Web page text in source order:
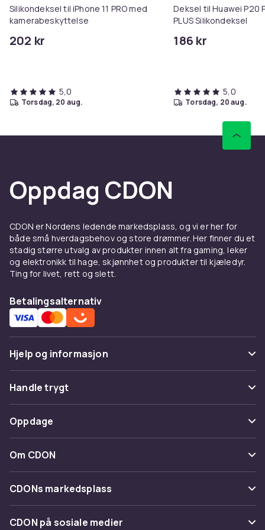
39ac0034-ad3b-4750-a94b-aebf6cd5245b
Produktsikkerhetsinformasjon
Silikondeksel til iPhone 11 PRO med
kamerabeskyttelse
202 kr
5,0
torsdag, 20 aug.
Deksel til Huawei P20
PLUS Silikondeksel
186 kr
5,0
torsdag, 20 aug.
Oppdag CDON
CDON er Nordens ledende markedsplass, og vi er her for
både små hverdagsbehov og store drømmer. Her finner du et
stadig større utvalg av produkter innen alt fra gaming, leker
og elektronikk til hage, skjønnhet og produkter til kjæledyr.
Ting for livet, rett og slett.
Betalingsalternativ
Hjelp og informasjon
Vanlige spørsmål
Spor pakke
Angre & returner her
Kontakt oss
Handle trygt
Betaling
Levering
Tilbakekallinger
Oppdage
Kategorier
Varemerker
Om CDON
Om oss
Kundeanmeldelser
CDONs markedsplass
Merchant Help Center
CDON på sosiale medier